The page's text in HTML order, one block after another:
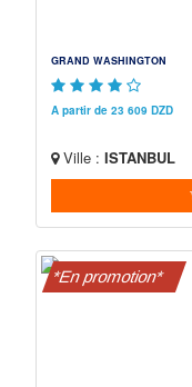
GRAND WASHINGTON
A partir de 23 609 DZD
Ville : ISTANBUL
*En promotion*